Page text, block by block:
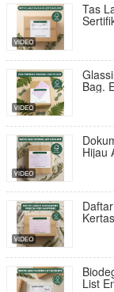
Tas
Bag.
Hijau
List